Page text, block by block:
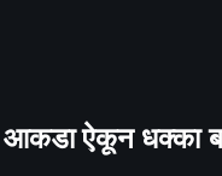
आकडा ऐकून धक्का